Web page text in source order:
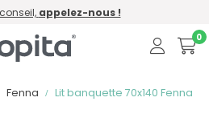
appelez-nous !
0
Fenna
Lit banquette 70x140 Fenna